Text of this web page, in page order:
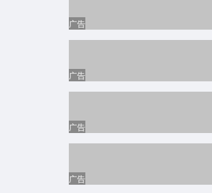
南洋汽摩集团有限公司
瑞安悦祺汽车租赁服务有限公司
瑞安市闽丹贸易有限公司
瑞安市来学课后托管有限公司
瑞安市镓尧贸易有限公司
广告
广告
广告
广告